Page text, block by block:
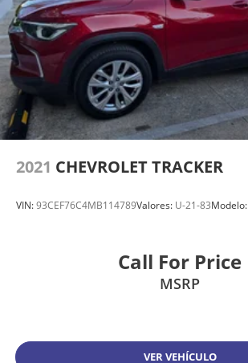
2021 CHEVROLET TRACKER
VIN:93CEF76C4MB114789Valores: U-21-83Modelo:
Call For Price
MSRP
VER VEHÍCULO